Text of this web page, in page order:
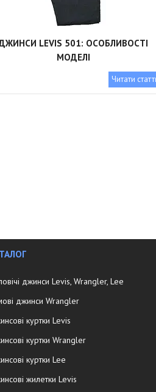
LEVIS 501: ОСОБЛИВОСТІ
МОДЕЛІ
Читати
джинси Levis, Wrangler, Lee
джинси Wrangler
куртки Levis
куртки Wrangler
куртки Lee
жилетки Levis